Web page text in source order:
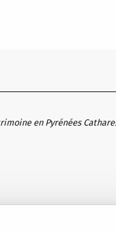
en Pyrénées